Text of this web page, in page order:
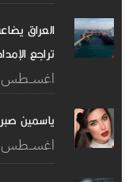
العراق
تراجع
06 اغســطس.2026 -
ياسمين
06 اغســطس.2026 -